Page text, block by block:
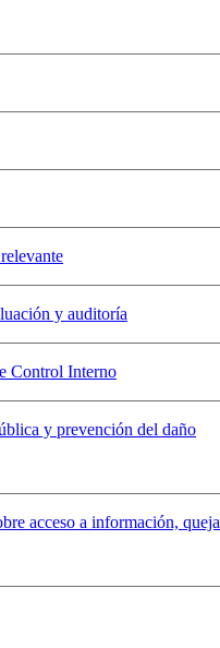
y auditoría
Control Interno
y prevención del daño
acceso a información,